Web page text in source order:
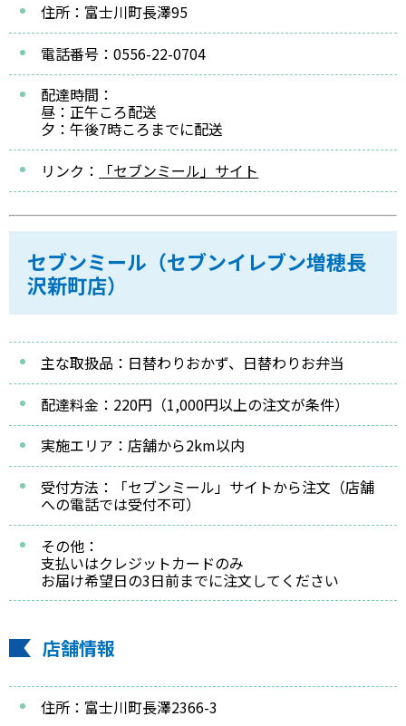
住所：富士川町長澤95
電話番号：0556-22-0704
配達時間：
昼：正午ころ配送
夕：午後7時ころまでに配送
リンク：
「セブンミール」サイト
セブンミール（セブンイレブン増穂長
沢新町店）
主な取扱品：日替わりおかず、日替わりお弁当
配達料金：220円（1,000円以上の注文が条件）
実施エリア：店舗から2km以内
受付方法：「セブンミール」サイトから注文（店舗
への電話では受付不可）
その他：
支払いはクレジットカードのみ
お届け希望日の3日前までに注文してください
店舗情報
住所：富士川町長澤2366-3